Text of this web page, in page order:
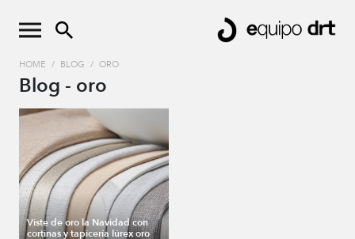
HOME / BLOG / ORO
Blog - oro
Viste de oro la Navidad con
cortinas y tapicería lúrex oro